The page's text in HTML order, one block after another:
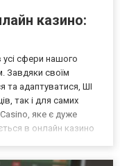
казино:
усі сфери нашого
Завдяки своїм
та адаптуватися, ШІ
так і для самих
яке є дуже
в онлайн казино